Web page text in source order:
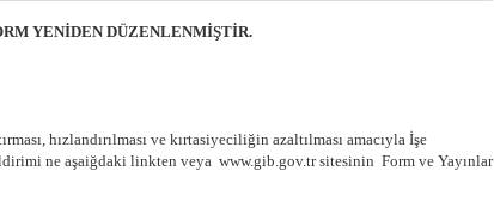
YENİDEN DÜZENLENMİŞTİR.
hızlandırılması ve kırtasiyeciliğin azaltılması amacıyla İşe
ne aşaiğdaki linkten veya www.gib.gov.tr sitesinin Form ve Yayınlar